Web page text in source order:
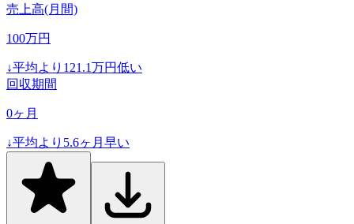
売上高(月間)
100万円
↓平均より 121.1万円低い
回収期間
0ヶ月
↓平均より 5.6ヶ月早い